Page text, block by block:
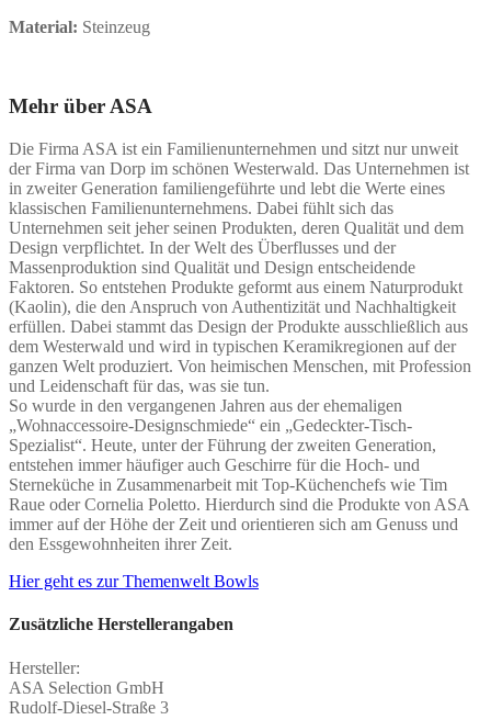
Material: Steinzeug
Mehr über ASA
Die Firma ASA ist ein Familienunternehmen und sitzt nur unweit
der Firma van Dorp im schönen Westerwald. Das Unternehmen ist
in zweiter Generation familiengeführte und lebt die Werte eines
klassischen Familienunternehmens. Dabei fühlt sich das
Unternehmen seit jeher seinen Produkten, deren Qualität und dem
Design verpflichtet. In der Welt des Überflusses und der
Massenproduktion sind Qualität und Design entscheidende
Faktoren. So entstehen Produkte geformt aus einem Naturprodukt
(Kaolin), die den Anspruch von Authentizität und Nachhaltigkeit
erfüllen. Dabei stammt das Design der Produkte ausschließlich aus
dem Westerwald und wird in typischen Keramikregionen auf der
ganzen Welt produziert. Von heimischen Menschen, mit Profession
und Leidenschaft für das, was sie tun.
So wurde in den vergangenen Jahren aus der ehemaligen
„Wohnaccessoire-Designschmiede“ ein „Gedeckter-Tisch-
Spezialist“. Heute, unter der Führung der zweiten Generation,
entstehen immer häufiger auch Geschirre für die Hoch- und
Sterneküche in Zusammenarbeit mit Top-Küchenchefs wie Tim
Raue oder Cornelia Poletto. Hierdurch sind die Produkte von ASA
immer auf der Höhe der Zeit und orientieren sich am Genuss und
den Essgewohnheiten ihrer Zeit.
Hier geht es zur Themenwelt Bowls
Zusätzliche Herstellerangaben
Hersteller:
ASA Selection GmbH
Rudolf-Diesel-Straße 3